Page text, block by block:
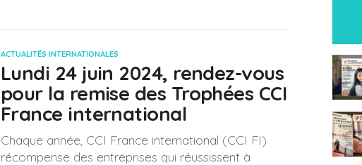
ACTUALITÉS INTERNATIONALES
Lundi 24 juin 2024, rendez-vous
pour la remise des Trophées CCI
France international
Chaque année, CCI France international (CCI FI)
récompense des entreprises qui réussissent à